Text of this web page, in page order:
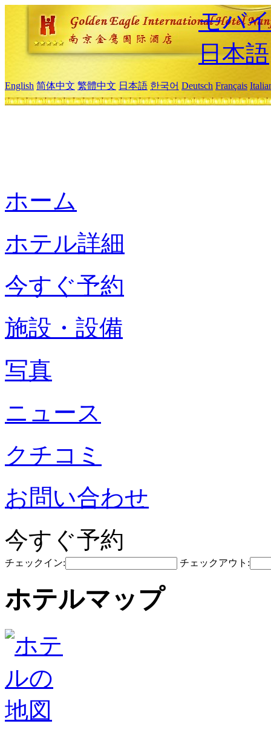
モバ
日本語
English 简体中文 繁體中文 日本語 한국어 Deutsch Français
ホーム
ホテル詳細
今すぐ予約
施設・設備
写真
ニュース
クチコミ
お問い合わせ
今すぐ予約
チェックイン: チェックアウト:
ホテルマップ